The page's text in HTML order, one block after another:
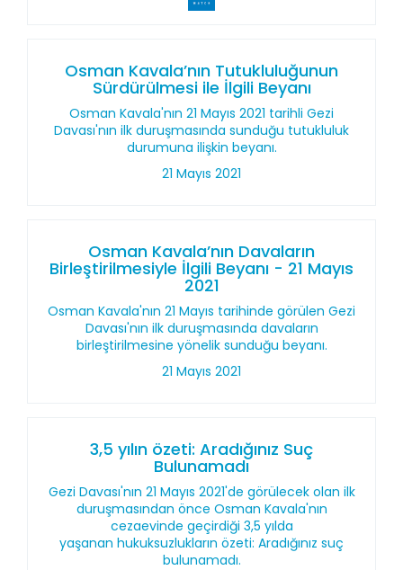
Osman Kavala’nın Tutukluluğunun
Sürdürülmesi ile İlgili Beyanı
Osman Kavala'nın 21 Mayıs 2021 tarihli Gezi
Davası'nın ilk duruşmasında sunduğu tutukluluk
durumuna ilişkin beyanı.
21 Mayıs 2021
Osman Kavala’nın Davaların
Birleştirilmesiyle İlgili Beyanı - 21 Mayıs
2021
Osman Kavala'nın 21 Mayıs tarihinde görülen Gezi
Davası'nın ilk duruşmasında davaların
birleştirilmesine yönelik sunduğu beyanı.
21 Mayıs 2021
3,5 yılın özeti: Aradığınız Suç
Bulunamadı
Gezi Davası'nın 21 Mayıs 2021'de görülecek olan ilk
duruşmasından önce Osman Kavala'nın
cezaevinde geçirdiği 3,5 yılda
yaşanan hukuksuzlukların özeti: Aradığınız suç
bulunamadı.